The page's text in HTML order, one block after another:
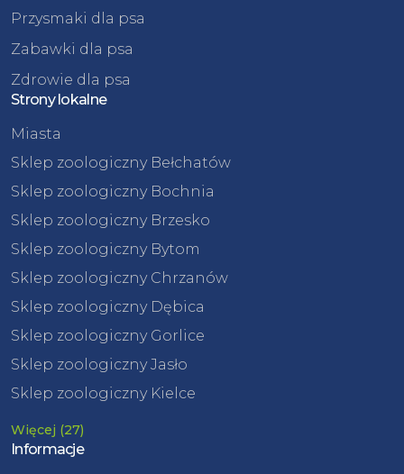
Przysmaki dla psa
Zabawki dla psa
Zdrowie dla psa
Strony lokalne
Miasta
Sklep zoologiczny Bełchatów
Sklep zoologiczny Bochnia
Sklep zoologiczny Brzesko
Sklep zoologiczny Bytom
Sklep zoologiczny Chrzanów
Sklep zoologiczny Dębica
Sklep zoologiczny Gorlice
Sklep zoologiczny Jasło
Sklep zoologiczny Kielce
Więcej (27)
Informacje